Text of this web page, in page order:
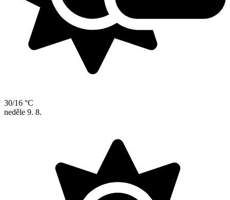
30/16 °C
neděle 9. 8.